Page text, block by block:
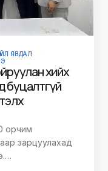
ҮЙЛ ЯВДАЛ
хийх
буцалтгүй
орчим
зарцуулахад